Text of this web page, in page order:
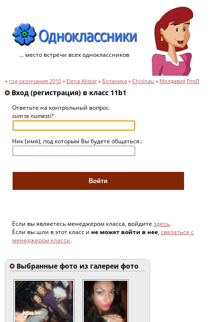
... место встречи всех одноклассников
» год окончания 2010 » Elena Alistar» Ботаника » Chisinau » Молдавия [md]
Вход (регистрация) в класс 11b1
Ответьте на контрольный вопрос.
cum te numesti?
Ник (имя), под которым Вы будете общаться.:
Если вы являетесь менеджером класса, войдите здесь.
Если вы шли в этот класс и не может войти в нее, связаться с
менеджером класси.
Выбранные фото из галереи фото